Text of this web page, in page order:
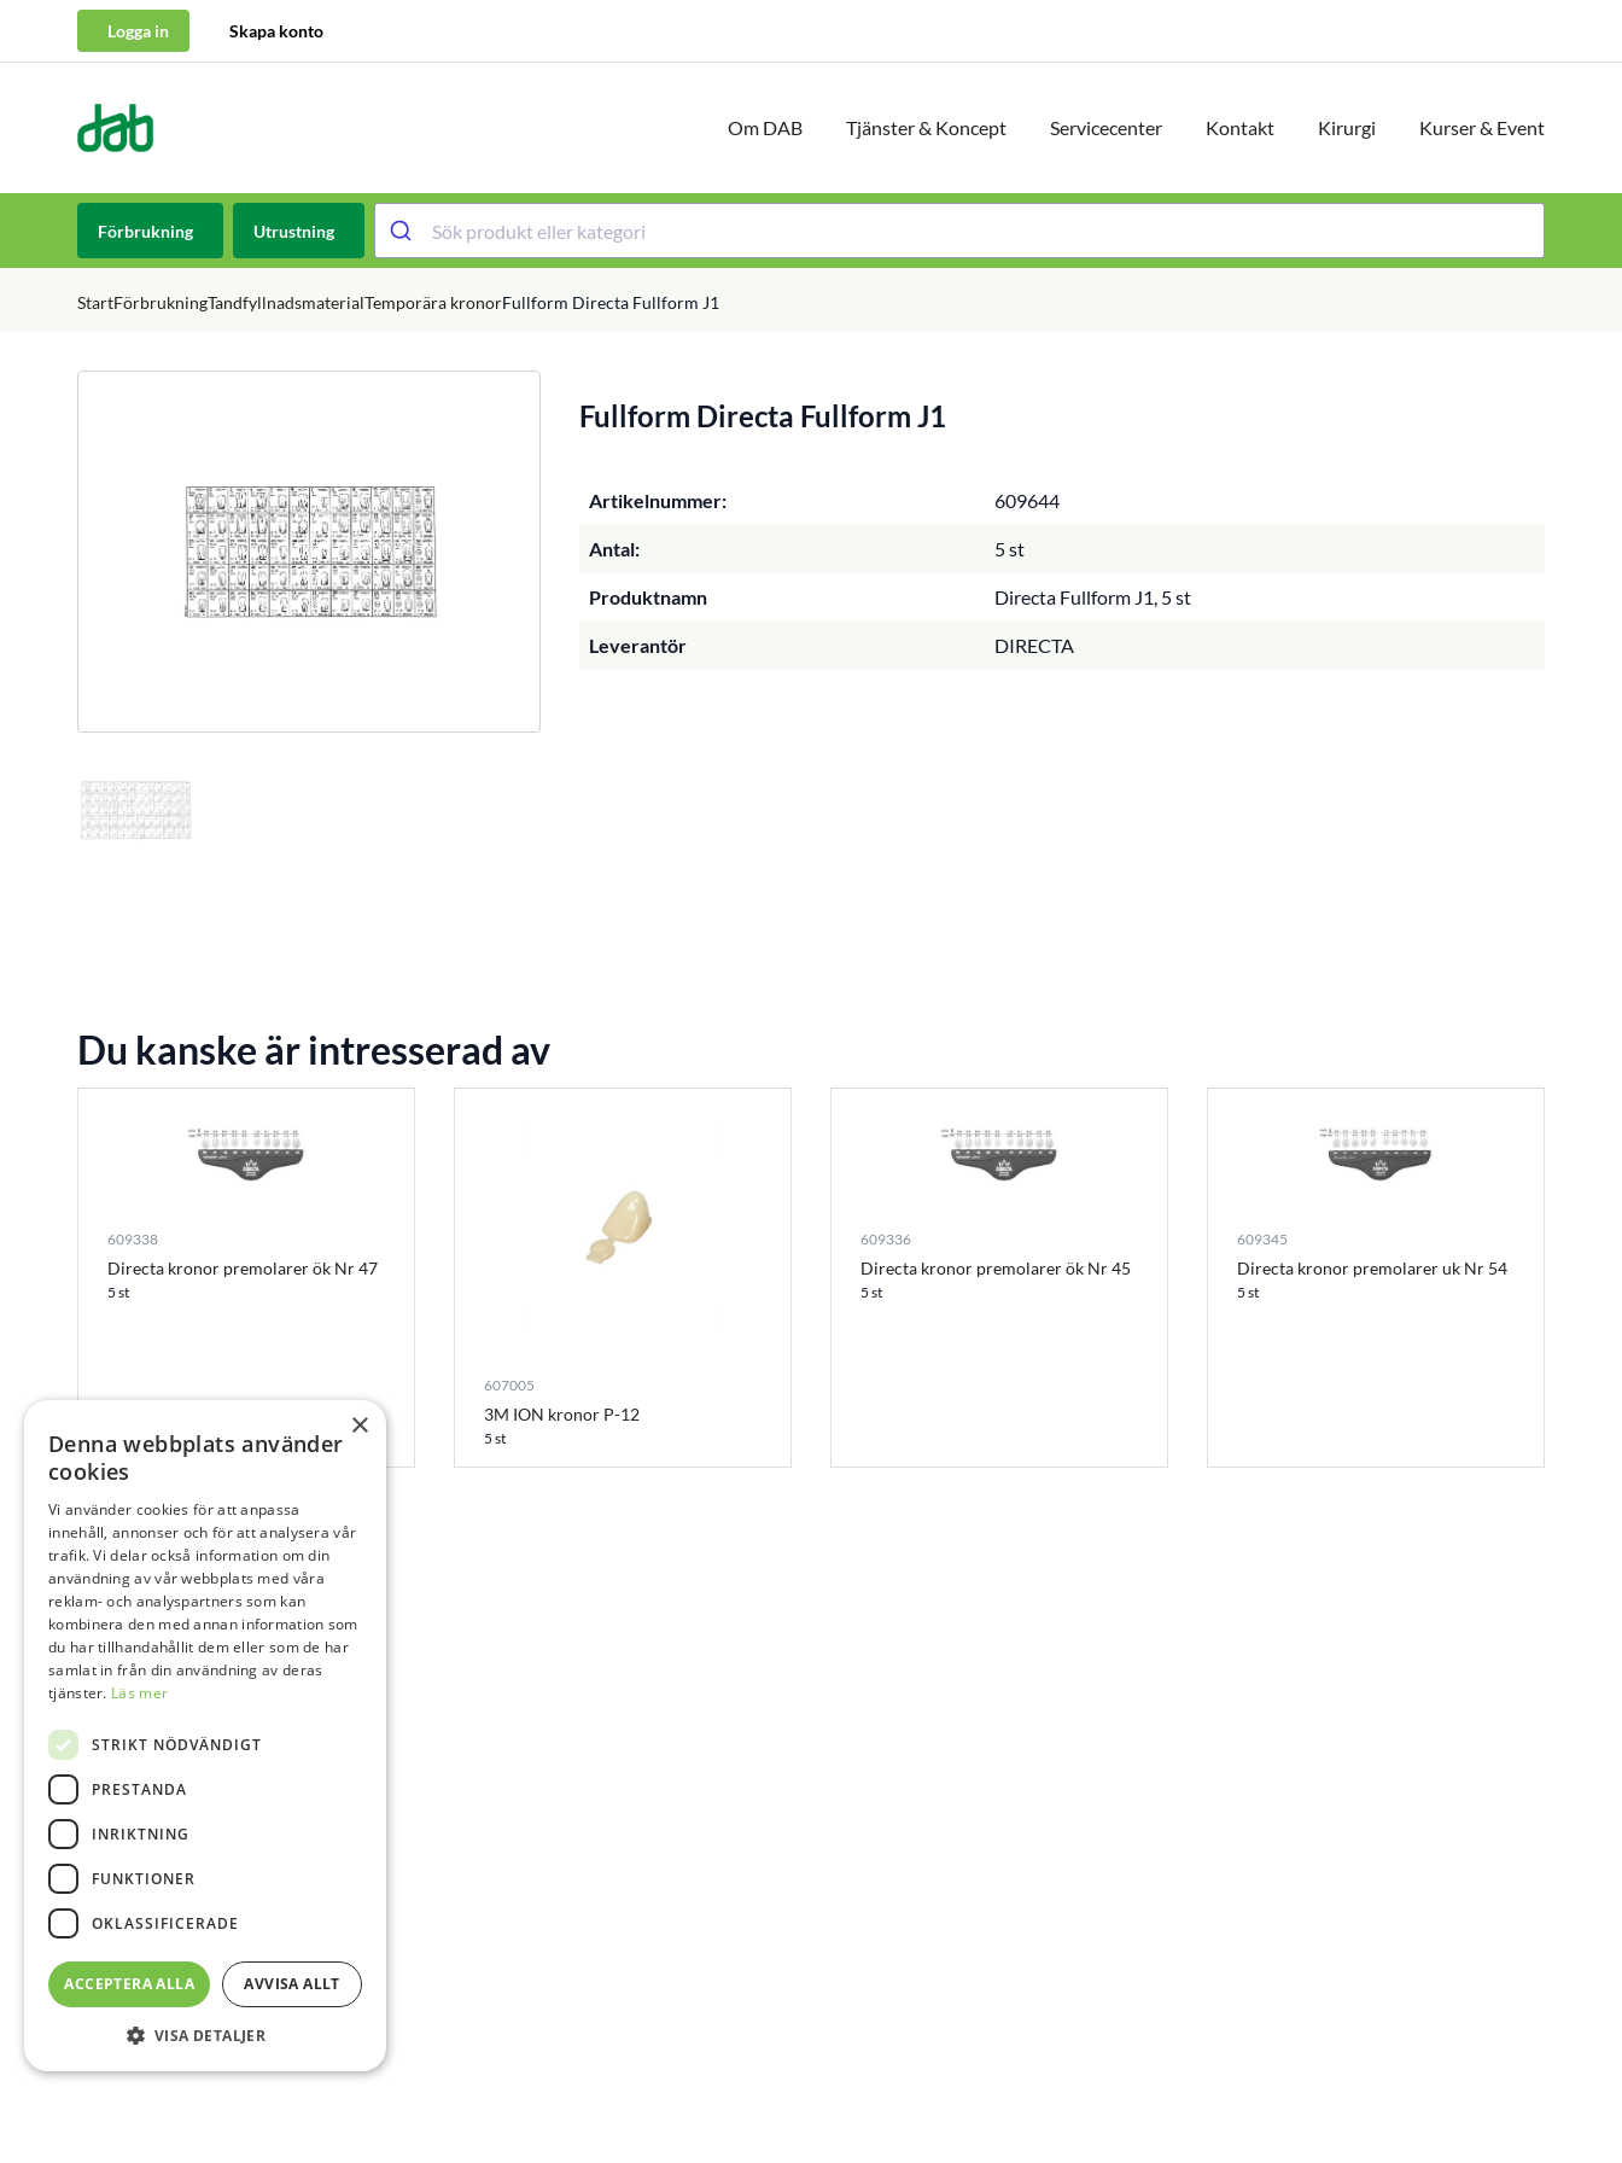
Logga in Skapa konto
DAB Dental Om DAB Tjänster & Koncept Servicecenter Kontakt Kirurgi Kurser & Event
Förbrukning Utrustning
StartFörbrukningTandfyllnadsmaterialTemporära kronorFullform Directa Fullform J1
Fullform Directa Fullform J1
Artikelnummer: 609644
Antal: 5 st
Produktnamn Directa Fullform J1, 5 st
Leverantör DIRECTA
Du kanske är intresserad av
609338
Directa kronor premolarer ök Nr 47
5 st
607005
3M ION kronor P-12
5 st
609336
Directa kronor premolarer ök Nr 45
5 st
609345
Directa kronor premolarer uk Nr 54
5 st
×
Denna webbplats använder
cookies
Vi använder cookies för att anpassa
innehåll, annonser och för att analysera vår
trafik. Vi delar också information om din
användning av vår webbplats med våra
reklam- och analyspartners som kan
kombinera den med annan information som
du har tillhandahållit dem eller som de har
samlat in från din användning av deras
tjänster. Läs mer
STRIKT NÖDVÄNDIGT
PRESTANDA
INRIKTNING
FUNKTIONER
OKLASSIFICERADE
ACCEPTERA ALLA AVVISA ALLT
VISA DETALJER